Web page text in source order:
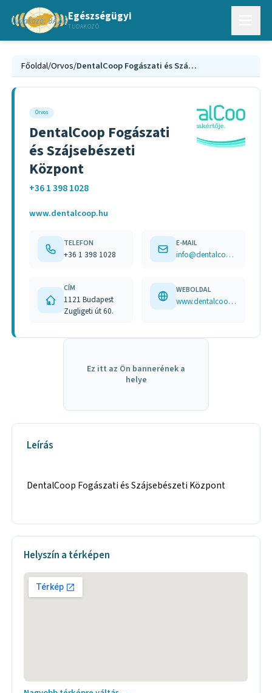
Egészségügyi
TUDAKOZÓ
Főoldal/Orvos/ DentalCoop Fogászati és Szájsebészeti Központ
Orvos
DentalCoop Fogászati
és Szájsebészeti
Központ
+36 1 398 1028
www.dentalcoop.hu
TELEFON
+36 1 398 1028
E-MAIL
info@dentalcoop.hu
CÍM
1121 Budapest
Zugligeti út 60.
WEBOLDAL
www.dentalcoop.hu
Ez itt az Ön bannerének a
helye
Leírás
DentalCoop Fogászati és Szájsebészeti Központ
Helyszín a térképen